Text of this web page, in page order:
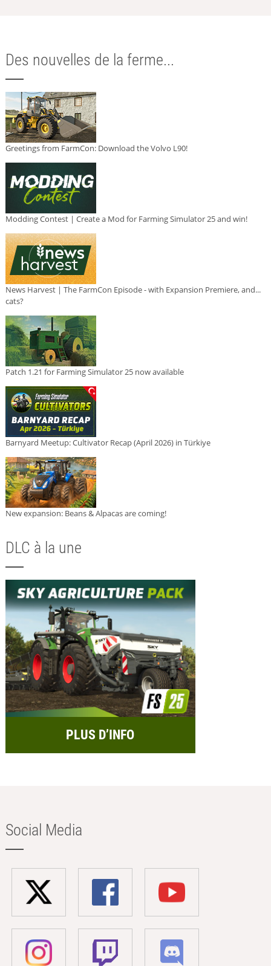
Des nouvelles de la ferme...
Greetings from FarmCon: Download the Volvo L90!
Modding Contest | Create a Mod for Farming Simulator 25 and win!
News Harvest | The FarmCon Episode - with Expansion Premiere, and...
cats?
Patch 1.21 for Farming Simulator 25 now available
Barnyard Meetup: Cultivator Recap (April 2026) in Türkiye
New expansion: Beans & Alpacas are coming!
DLC à la une
PLUS D’INFO
Social Media